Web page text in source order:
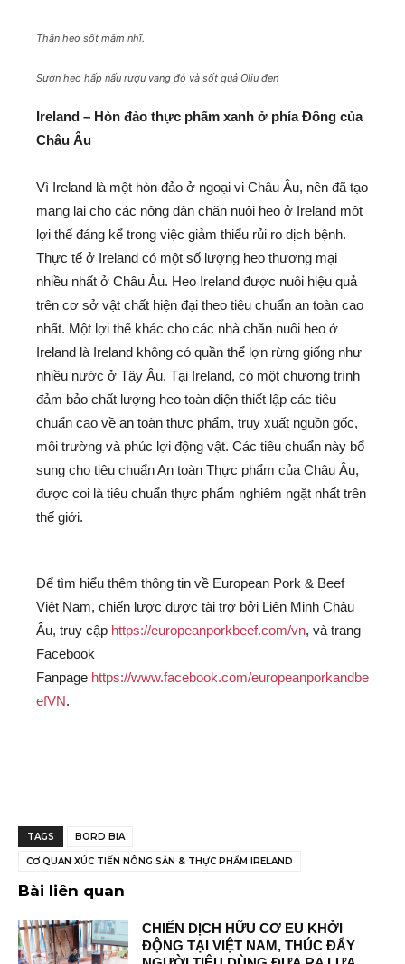
Thăn heo sốt mắm nhĩ.
Sườn heo hấp nấu rượu vang đỏ và sốt quả Oliu đen
Ireland – Hòn đảo thực phẩm xanh ở phía Đông của
Châu Âu
Vì Ireland là một hòn đảo ở ngoại vi Châu Âu, nên đã tạo
mang lại cho các nông dân chăn nuôi heo ở Ireland một
lợi thế đáng kể trong việc giảm thiểu rủi ro dịch bệnh.
Thực tế ở Ireland có một số lượng heo thương mại
nhiều nhất ở Châu Âu. Heo Ireland được nuôi hiệu quả
trên cơ sở vật chất hiện đại theo tiêu chuẩn an toàn cao
nhất. Một lợi thế khác cho các nhà chăn nuôi heo ở
Ireland là Ireland không có quần thể lợn rừng giống như
nhiều nước ở Tây Âu. Tại Ireland, có một chương trình
đảm bảo chất lượng heo toàn diện thiết lập các tiêu
chuẩn cao về an toàn thực phẩm, truy xuất nguồn gốc,
môi trường và phúc lợi động vật. Các tiêu chuẩn này bổ
sung cho tiêu chuẩn An toàn Thực phẩm của Châu Âu,
được coi là tiêu chuẩn thực phẩm nghiêm ngặt nhất trên
thế giới.
Để tìm hiểu thêm thông tin về European Pork & Beef
Việt Nam, chiến lược được tài trợ bởi Liên Minh Châu
Âu, truy cập https://europeanporkbeef.com/vn, và trang
Facebook
Fanpage https://www.facebook.com/europeanporkandbe
efVN.
TAGS BORD BIA
CƠ QUAN XÚC TIẾN NÔNG SẢN & THỰC PHẨM IRELAND
Bài liên quan
CHIẾN DỊCH HỮU CƠ EU KHỞI
ĐỘNG TẠI VIỆT NAM, THÚC ĐẨY